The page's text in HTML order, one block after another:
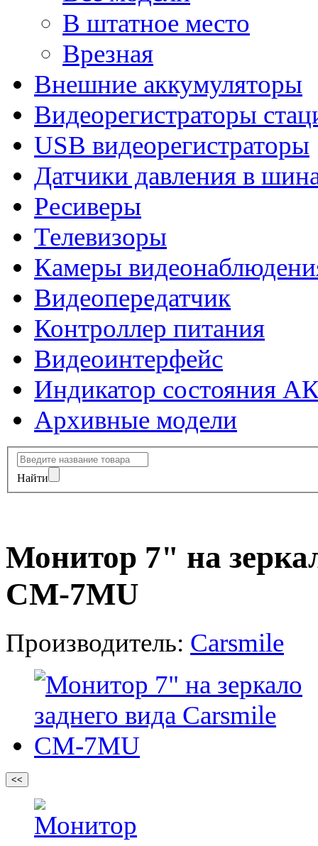
В штатное место
Врезная
Внешние аккумуляторы
Видеорегистраторы
USB видеорегистраторы
Датчики давления в
Ресиверы
Телевизоры
Камеры
Видеопередатчик
Контроллер питания
Видеоинтерфейс
Индикатор состояния
Архивные модели
Найти
Монитор 7" на
CM-7MU
Производитель: Carsmile
<<